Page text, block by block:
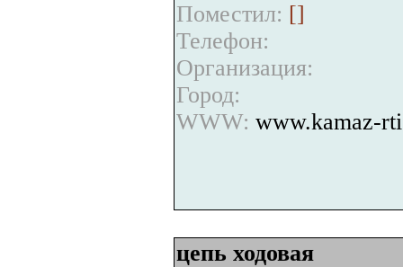
Поместил: []
Телефон:
Организация:
Город:
WWW: www.kamaz-
цепь ходовая